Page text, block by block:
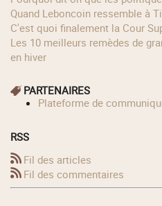
Quand Leboncoin ressemble à
C'est quoi finalement la Cour
Les 10 meilleurs remèdes de grand-mère qu'il faut connaître
en hiver
PARTENAIRES
Plateforme de
RSS
Fil des articles
Fil des commentaires